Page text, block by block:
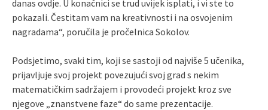
danas ovdje. U konačnici se trud uvijek isplati, i vi ste to
pokazali. Čestitam vam na kreativnosti i na osvojenim
nagradama“, poručila je pročelnica Sokolov.
Podsjetimo, svaki tim, koji se sastoji od najviše 5 učenika,
prijavljuje svoj projekt povezujući svoj grad s nekim
matematičkim sadržajem i provodeći projekt kroz sve
njegove „znanstvene faze“ do same prezentacije.